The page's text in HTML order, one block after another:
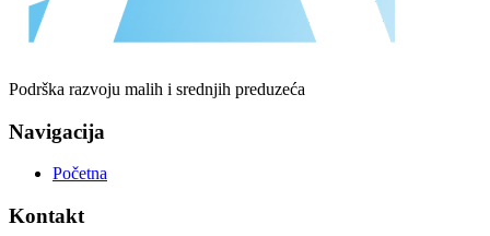
Podrška razvoju malih i srednjih preduzeća
Navigacija
Početna
Kontakt